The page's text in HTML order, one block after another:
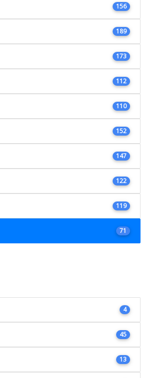
156
189
173
112
110
152
147
122
119
71
4
45
13